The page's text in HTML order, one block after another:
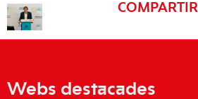
COMPARTIR
Webs destacades